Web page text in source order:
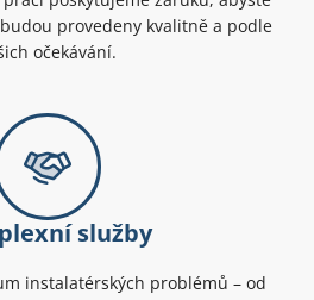
provedeny kvalitně a podle
očekávání.
služby
instalatérských problémů – od